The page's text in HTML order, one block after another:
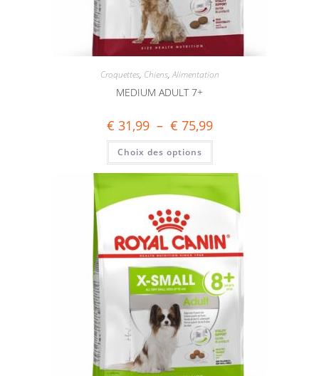
Croquettes, Chiens,Alimentation
MEDIUM ADULT 7+
€ 31,99 – € 75,99
Choix des options